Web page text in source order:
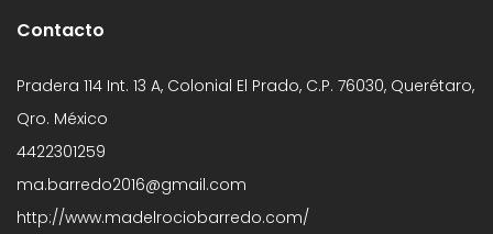
Contacto
Pradera 114 Int. 13 A, Colonial El Prado, C.P. 76030, Querétaro,
Qro. México
4422301259
ma.barredo2016@gmail.com
http://www.madelrociobarredo.com/